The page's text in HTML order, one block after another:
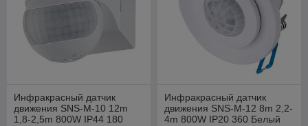
Инфракрасный датчик
движения SNS-M-10 12m
1,8-2,5m 800W IP44 180
Инфракрасный датчик
движения SNS-M-12 8m 2,2-
4m 800W IP20 360 Белый